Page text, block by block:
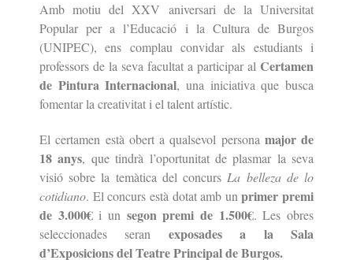
Amb motiu del XXV aniversari de la Universitat
Popular per a l’Educació i la Cultura de Burgos
(UNIPEC), ens complau convidar als estudiants i
professors de la seva facultat a participar al Certamen
de Pintura Internacional, una iniciativa que busca
fomentar la creativitat i el talent artístic.
El certamen està obert a qualsevol persona major de
18 anys, que tindrà l’oportunitat de plasmar la seva
visió sobre la temàtica del concurs La belleza de lo
cotidiano. El concurs està dotat amb unprimer premi
de 3.000€i un segon premi de 1.500€. Les obres
seleccionades seran
exposades a la Sala
d’Exposicions del Teatre Principal de Burgos.